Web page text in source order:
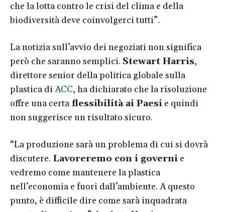
che la lotta contro le crisi del clima e della
biodiversità deve coinvolgerci tutti”.
La notizia sull’avvio dei negoziati non significa
però che saranno semplici. Stewart Harris,
direttore senior della politica globale sulla
plastica diACC, ha dichiarato che la risoluzione
offre una certa flessibilità ai Paesi e quindi
non suggerisce un risultato sicuro.
“La produzione sarà un problema di cui si dovrà
discutere. Lavoreremo con i governi e
vedremo come mantenere la plastica
nell’economia e fuori dall’ambiente. A questo
punto, è difficile dire come sarà inquadrata